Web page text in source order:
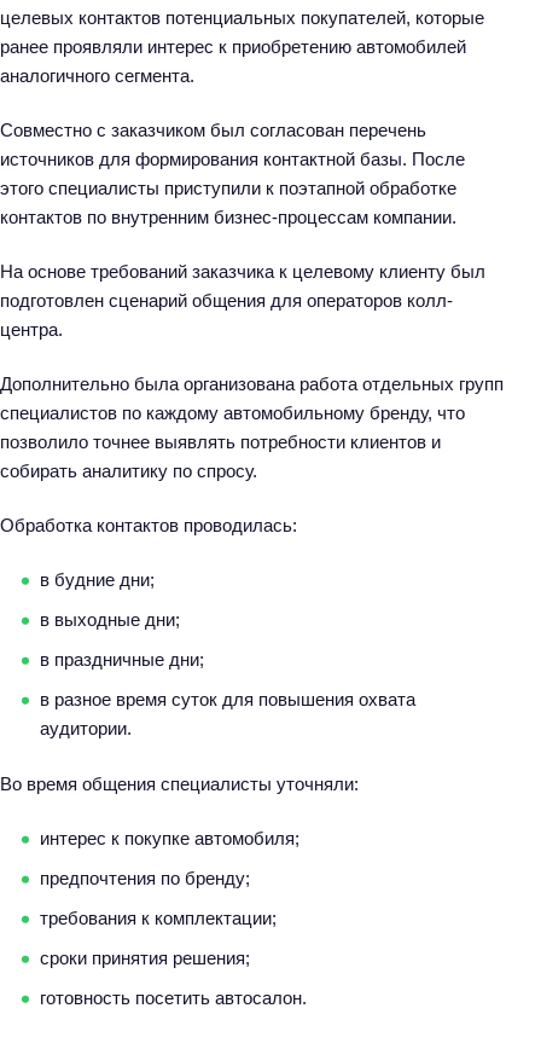
целевых контактов потенциальных покупателей, которые
ранее проявляли интерес к приобретению автомобилей
аналогичного сегмента.
Совместно с заказчиком был согласован перечень
источников для формирования контактной базы. После
этого специалисты приступили к поэтапной обработке
контактов по внутренним бизнес-процессам компании.
На основе требований заказчика к целевому клиенту был
подготовлен сценарий общения для операторов колл-
центра.
Дополнительно была организована работа отдельных групп
специалистов по каждому автомобильному бренду, что
позволило точнее выявлять потребности клиентов и
собирать аналитику по спросу.
Обработка контактов проводилась:
в будние дни;
в выходные дни;
в праздничные дни;
в разное время суток для повышения охвата
аудитории.
Во время общения специалисты уточняли:
интерес к покупке автомобиля;
предпочтения по бренду;
требования к комплектации;
сроки принятия решения;
готовность посетить автосалон.